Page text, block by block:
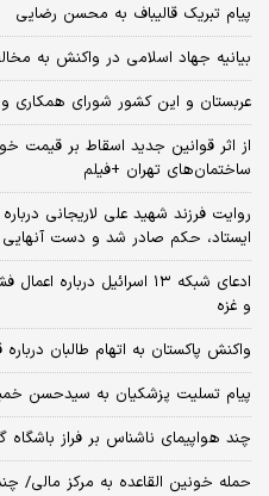
پیام تبریک قالیباف به محسن رضایی
بیانیه جهاد اسلامی در واکنش به مخالفت
عربستان و این کشور شورای همکاری
از اثر قوانین جدید اسقاط بر قیمت
ساختمان‌های تهران +فیلم
روایت فرزند شهید علی لاریجانی
ایستاد، حکم صادر شد و دست
ادعای شبکه ۱۳ اسرائیل
و غزه
واکنش پاکستان به اتهام طالبان
پیام تسلیت پزشکیان به سیدحسن
چند هواپیمای ناشناس بر فراز
حمله خونین القاعده به مرکز مالی/